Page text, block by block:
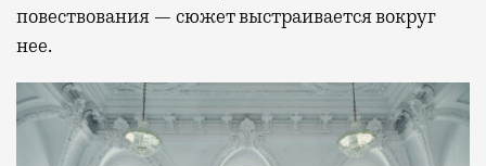
повествования — сюжет выстраивается вокруг
нее.